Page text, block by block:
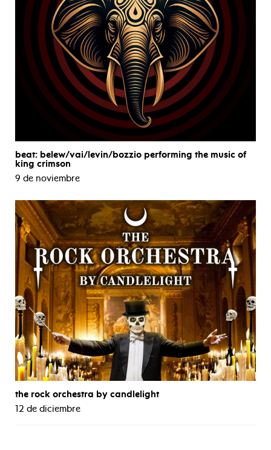
beat: belew/vai/levin/bozzio performing the music of
king crimson
9 de noviembre
the rock orchestra by candlelight
12 de diciembre